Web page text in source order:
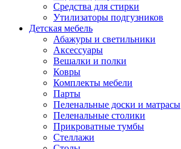
Средства для стирки
Утилизаторы подгузников
Детская мебель
Абажуры и светильники
Аксессуары
Вешалки и полки
Ковры
Комплекты мебели
Парты
Пеленальные доски и матрасы
Пеленальные столики
Прикроватные тумбы
Стеллажи